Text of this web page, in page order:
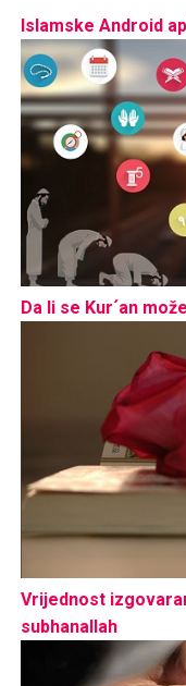
Islamske Android
Da li se Kur´an
Vrijednost
subhanallah